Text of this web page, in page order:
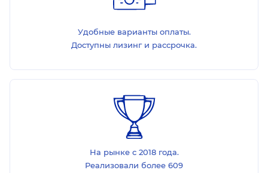
Удобные варианты оплаты.
Доступны лизинг и рассрочка.
На рынке с 2018 года.
Реализовали более 609